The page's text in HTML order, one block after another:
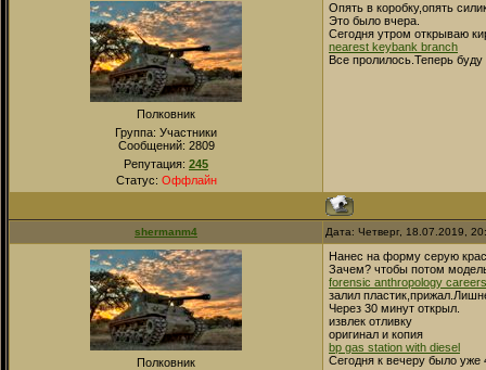
Полковник
Группа: Участники
Сообщений: 2809
Репутация: 245
Статус: Оффлайн
Опять в коробку,опять
Это было вчера.
Сегодня утром открываю
nearest keybank branch
Все пролилось.Теперь буду
shermanm4 Дата: Четверг, 18.07.2019,
Полковник
Нанес на форму серую
Зачем? чтобы потом
forensic anthropology careers
залил
Через 30 минут открыл.
извлек отливку
оригинал и копия
bp gas station with diesel
Сегодня к вечеру было